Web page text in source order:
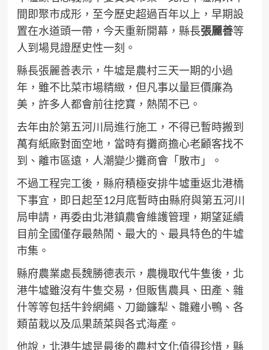
間即聚市成形，至今歷史超過百年以上，早期設
置在水道頭一帶，今天重新開幕，縣長張麗善等
人到場見證歷史性一刻。
縣長張麗善表示，牛墟是農村三天一期的小過
年，雖不比菜市場精緻，但凡事以量巨價廉為
美，許多人都會前往挖寶，熱鬧不已。
去年由於第五河川局進行施工，不得已暫時搬到
萬有紙廠對面空地，當時有攤商擔心老顧客找不
到、離市區遠，人潮變少攤商會「散市」。
不過工程完工後，縣府積極安排牛墟重返北港橋
下事宜，即日起至12月底暫時由縣府與第五河川
局申請，再委由北港鎮農會維護管理，期望延續
目前全國僅存最熱鬧、最大的、最具特色的牛墟
市集。
縣府農業處長魏勝德表示，農機取代牛隻後，北
港牛墟雖沒有牛隻交易，但販售農具、田產、雜
什等等包括牛鈴網繩、刀鋤鐮犁、雛雞小鴨、各
類苗栽以及瓜果蔬菜與各式海產。
他說，北港牛墟是最後的農村文化值得珍惜，縣